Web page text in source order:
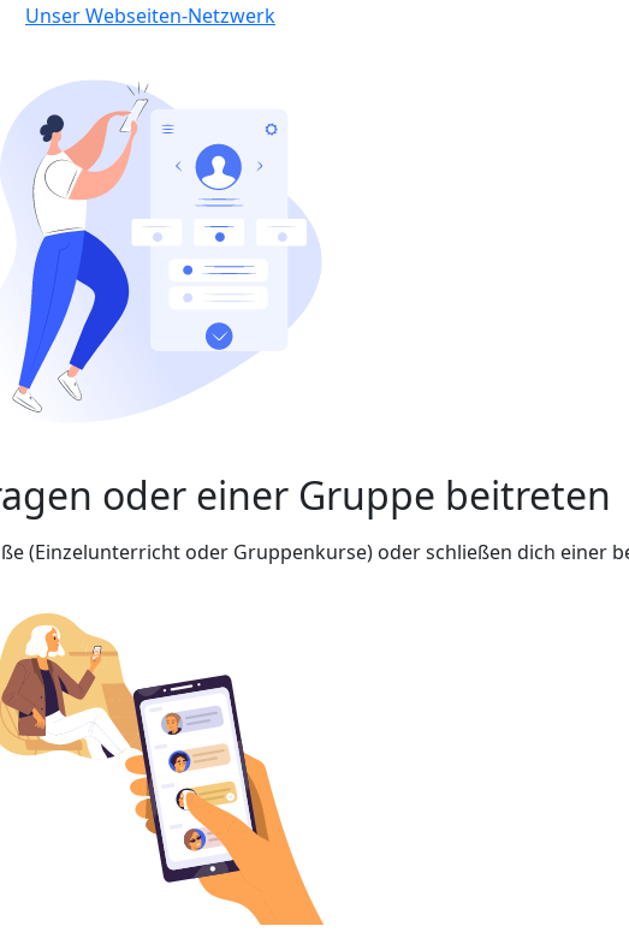
Unser Webseiten-Netzwerk
oder einer Gruppe beitreten
(Einzelunterricht oder Gruppenkurse) oder schließen dich einer